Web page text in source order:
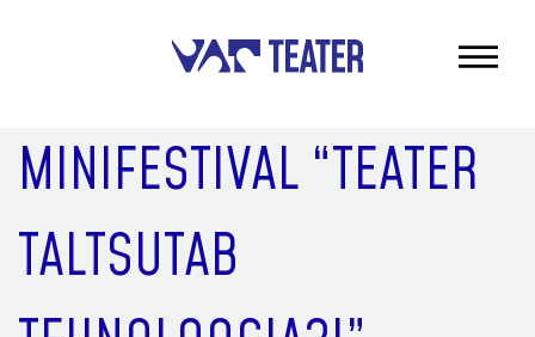
MINIFESTIVAL “TEATER
TALTSUTAB